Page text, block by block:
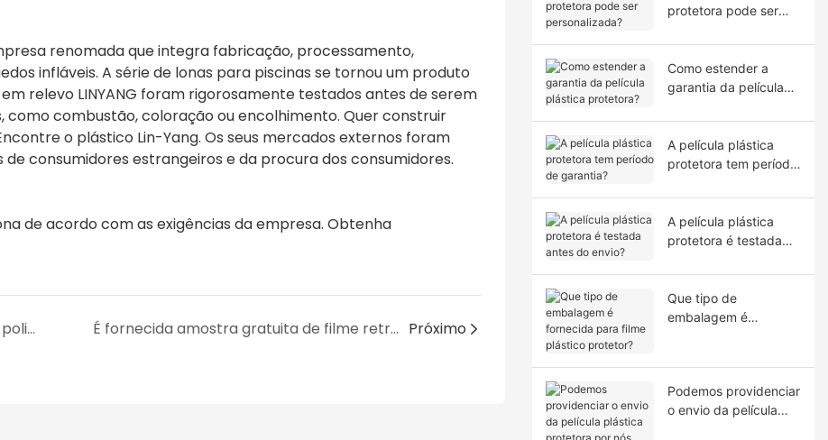
renomada que integra fabricação, processamento,
infláveis. A série de lonas para piscinas se tornou um produto
relevo LINYANG foram rigorosamente testados antes de serem
como combustão, coloração ou encolhimento. Quer construir
o plástico Lin-Yang. Os seus mercados externos foram
consumidores estrangeiros e da procura dos consumidores.
de acordo com as exigências da empresa. Obtenha
Como obter cotação de filme retrátil de poliolefina? É fornecida amostra gratuita de filme retrátil de poliolefina? Próximo
protetora pode ser
Como estender a
garantia da película
A película plástica
protetora tem período
A película plástica
protetora é testada
Que tipo de
embalagem é
Podemos providenciar
o envio da película